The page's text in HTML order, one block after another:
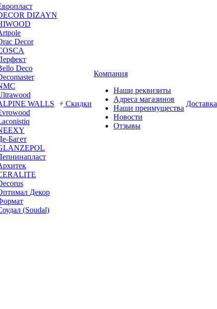
DIZAYN
Decor
Deco
WALLS
Багет
Декор
(Soudal)
Скидки
Компания
Наши реквизиты
Адреса магазинов
Наши преимущества
Новости
Отзывы
Доставка